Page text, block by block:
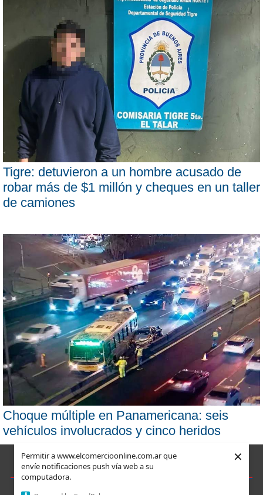
Permitir a www.elcomercioonline.com.ar que
envíe notificaciones push vía web a su
computadora.
×
Tigre: detuvieron a un hombre acusado de
robar más de $1 millón y cheques en un taller
de camiones
Choque múltiple en Panamericana: seis
vehículos involucrados y cinco heridos